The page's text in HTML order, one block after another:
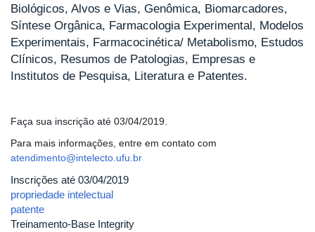
Biológicos, Alvos e Vias, Genômica, Biomarcadores,
Síntese Orgânica, Farmacologia Experimental, Modelos
Experimentais, Farmacocinética/ Metabolismo, Estudos
Clínicos, Resumos de Patologias, Empresas e
Institutos de Pesquisa, Literatura e Patentes.
Faça sua inscrição até 03/04/2019.
Para mais informações, entre em contato com
atendimento@intelecto.ufu.br
Inscrições até 03/04/2019
propriedade intelectual
patente
Treinamento-Base Integrity